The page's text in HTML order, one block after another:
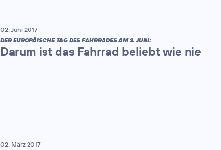
02. Juni 2017
DER EUROPÄISCHE TAG DES FAHRRADES AM 3. JUNI:
Darum ist das Fahrrad beliebt wie nie
02. März 2017